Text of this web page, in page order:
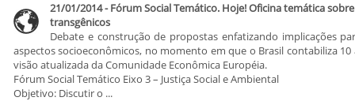
21/01/2014 - Fórum Social Temático. Hoje! Oficina temática
transgênicos
Debate e construção de propostas enfatizando implicações
aspectos socioeconômicos, no momento em que o Brasil contabiliza
visão atualizada da Comunidade Econômica Européia.
Fórum Social Temático Eixo 3 – Justiça Social e Ambiental
Objetivo: Discutir o ...